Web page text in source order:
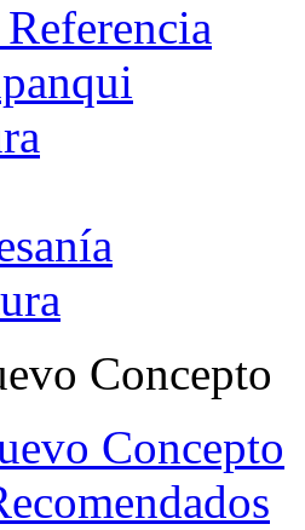
Concepto
Concepto